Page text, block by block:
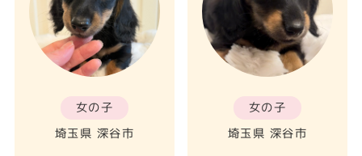
女の子
埼玉県 深谷市
女の子
埼玉県 深谷市